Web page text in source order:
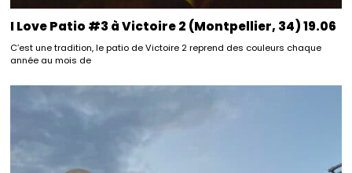
I Love Patio #3 à Victoire 2 (Montpellier, 34) 19.06
C’est une tradition, le patio de Victoire 2 reprend des couleurs chaque
année au mois de